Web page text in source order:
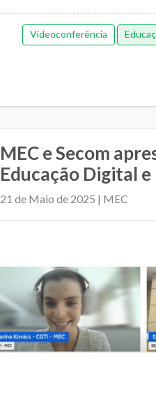
Videoconferência
MEC e Secom
Educação Digital
21 de Maio de 2025 | MEC